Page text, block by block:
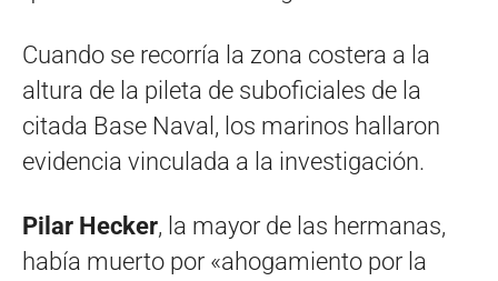
Cuando se recorría la zona costera a la
altura de la pileta de suboficiales de la
citada Base Naval, los marinos hallaron
evidencia vinculada a la investigación.
Pilar Hecker, la mayor de las hermanas,
había muerto por «ahogamiento por la